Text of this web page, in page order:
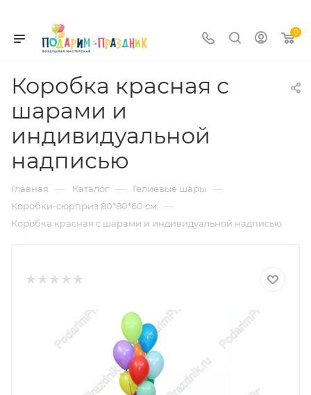
0
Коробка красная с
шарами и
индивидуальной
надписью
Главная — Каталог — Гелиевые шары —
Коробки-сюрприз 80*80*60 см —
Коробка красная с шарами и индивидуальной надписью